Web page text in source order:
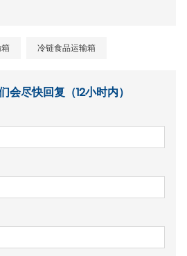
冷链食品运输箱
会尽快回复（12小时内）